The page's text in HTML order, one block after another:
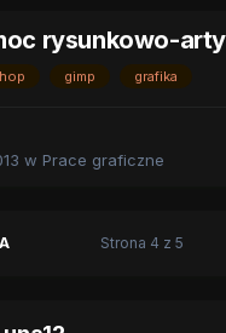
rysunkowo-
gimp grafika
w Prace graficzne
Strona 4 z 5